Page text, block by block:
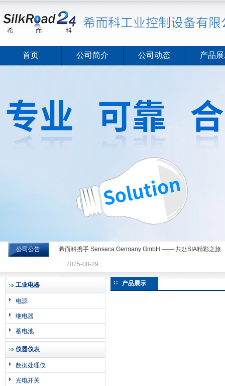
希而科工业控制设备有限公司
首页 公司简介 公司动态 产品
公司公告 希而科携手 Senseca Germany GmbH —— 共赴SIA精彩之旅
2025-08-29
工业电器
电源
继电器
蓄电池
仪器仪表
数据处理仪
光电开关
产品展示